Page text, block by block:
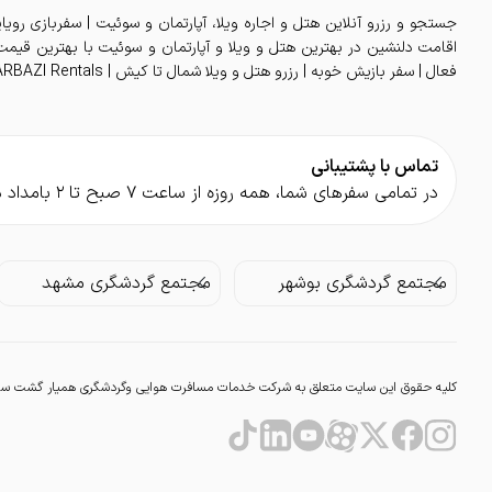
جستجو و رزرو آنلاین هتل و اجاره ویلا، آپارتمان و سوئیت | سفربازی
فعال | سفر بازیش خوبه | رزرو هتل و ویلا شمال تا کیش | SAFARBAZI Rentals
تماس با پشتیبانی
در تمامی سفر‌های شما، همه روزه از ساعت ۷ صبح تا ۲ بامداد در کنار شما هستیم.
مجتمع گردشگری بوشهر مجتمع گردشگری مشهد
کلیه حقوق این سایت متعلق به شرکت خدمات مسافرت هوایی وگردشگری همیار گشت